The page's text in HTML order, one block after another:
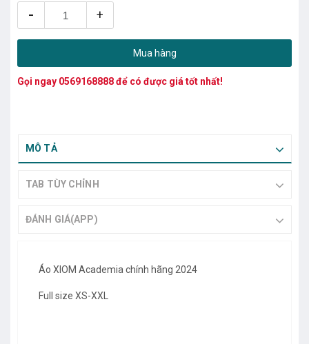
- +
Mua hàng
Gọi ngay 0569168888để có được giá tốt nhất!
MÔ TẢ
TAB TÙY CHỈNH
ĐÁNH GIÁ(APP)
Áo XIOM Academia chính hãng 2024
Full size XS-XXL